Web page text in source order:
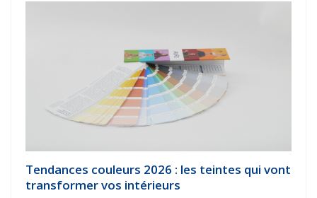
Tendances couleurs 2026 : les teintes qui vont
transformer vos intérieurs